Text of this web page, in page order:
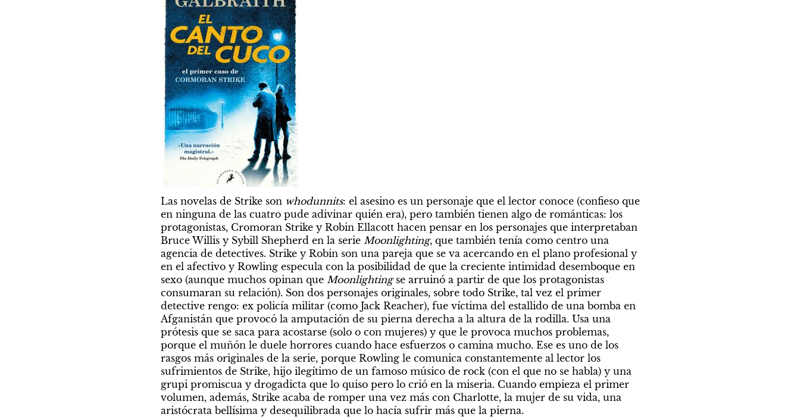
Las novelas de Strike son whodunnits: el asesino es un personaje que el lector conoce (confieso que
en ninguna de las cuatro pude adivinar quién era), pero también tienen algo de románticas: los
protagonistas, Cromoran Strike y Robin Ellacott hacen pensar en los personajes que interpretaban
Bruce Willis y Sybill Shepherd en la serie Moonlighting, que también tenía como centro una
agencia de detectives. Strike y Robin son una pareja que se va acercando en el plano profesional y
en el afectivo y Rowling especula con la posibilidad de que la creciente intimidad desemboque en
sexo (aunque muchos opinan que Moonlighting se arruinó a partir de que los protagonistas
consumaran su relación). Son dos personajes originales, sobre todo Strike, tal vez el primer
detective rengo: ex policía militar (como Jack Reacher), fue víctima del estallido de una bomba en
Afganistán que provocó la amputación de su pierna derecha a la altura de la rodilla. Usa una
prótesis que se saca para acostarse (solo o con mujeres) y que le provoca muchos problemas,
porque el muñón le duele horrores cuando hace esfuerzos o camina mucho. Ese es uno de los
rasgos más originales de la serie, porque Rowling le comunica constantemente al lector los
sufrimientos de Strike, hijo ilegítimo de un famoso músico de rock (con el que no se habla) y una
grupi promiscua y drogadicta que lo quiso pero lo crió en la miseria. Cuando empieza el primer
volumen, además, Strike acaba de romper una vez más con Charlotte, la mujer de su vida, una
aristócrata bellísima y desequilibrada que lo hacía sufrir más que la pierna.